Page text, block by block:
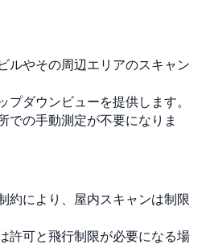
ルやその周辺エリアのスキャン
プダウンビューを提供します。
での手動測定が不要になりま
約により、屋内スキャンは制限
許可と飛行制限が必要になる場